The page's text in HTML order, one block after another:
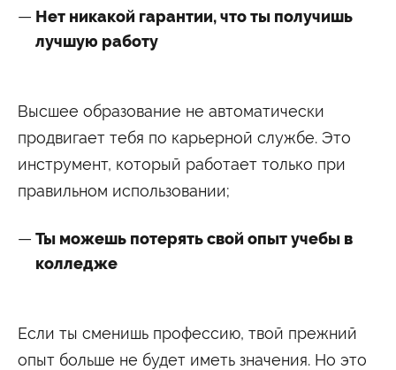
Нет никакой гарантии, что ты получишь
лучшую работу
Высшее образование не автоматически
продвигает тебя по карьерной службе. Это
инструмент, который работает только при
правильном использовании;
Ты можешь потерять свой опыт учебы в
колледже
Если ты сменишь профессию, твой прежний
опыт больше не будет иметь значения. Но это